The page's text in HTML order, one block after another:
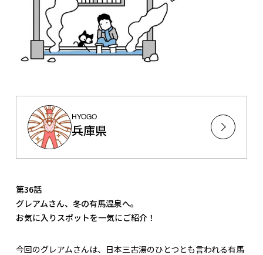
HYOGO
兵庫県
第36話
グレアムさん、冬の有馬温泉へ。
お気に入りスポットを一気にご紹介！
今回のグレアムさんは、日本三古湯のひとつとも言われる有馬